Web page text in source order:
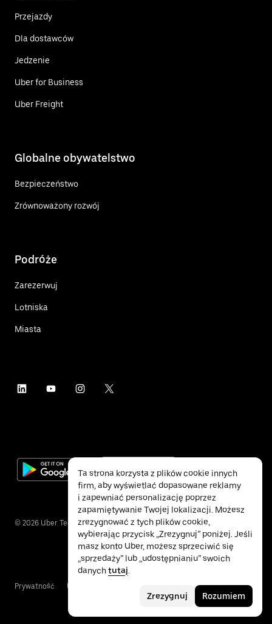
Przejazdy
Dla dostawców
Jedzenie
Uber for Business
Uber Freight
Globalne obywatelstwo
Bezpieczeństwo
Zrównoważony rozwój
Podróże
Zarezerwuj
Lotniska
Miasta
© 2026 Uber Technologies Inc.
Prywatność Ułatwienia dostępu
Ta strona korzysta z plików cookie innych
firm, aby wyświetlać dopasowane reklamy
i zapewniać personalizację poprzez
zapamiętywanie Twojej lokalizacji. Możesz
zrezygnować z tych plików cookie,
wybierając przycisk „Zrezygnuj” poniżej. Jeśli
masz konto Uber, możesz sprzeciwić się
„sprzedaży” lub „udostępnianiu” swoich
danychtutaj.
Zrezygnuj Rozumiem